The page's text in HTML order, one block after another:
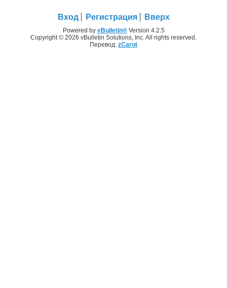
Вход Регистрация Вверх
Powered by vBulletin®Version 4.2.5
Copyright © 2026 vBulletin Solutions, Inc. All rights reserved.
Перевод: zCarot